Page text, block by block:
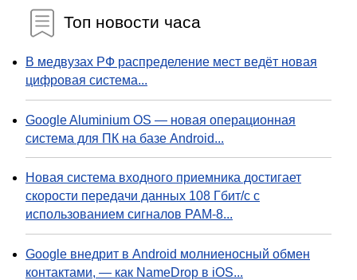
Топ новости часа
В медвузах РФ распределение мест ведёт новая
цифровая система...
Google Aluminium OS — новая операционная
система для ПК на базе Android...
Новая система входного приемника достигает
скорости передачи данных 108 Гбит/с с
использованием сигналов PAM-8...
Google внедрит в Android молниеносный обмен
контактами, — как NameDrop в iOS...